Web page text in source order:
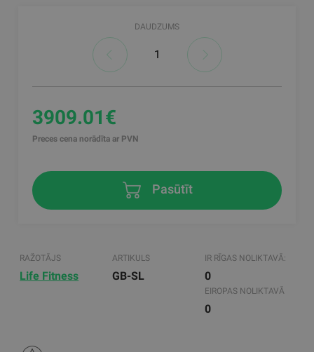
DAUDZUMS
3909.01€
Preces cena norādīta ar PVN
Pasūtīt
RAŽOTĀJS
Life Fitness
ARTIKULS
GB-SL
IR RĪGAS NOLIKTAVĀ:
0
EIROPAS NOLIKTAVĀ
0